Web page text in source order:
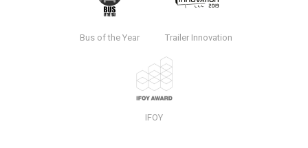
Bus of the Year Trailer Innovation
IFOY